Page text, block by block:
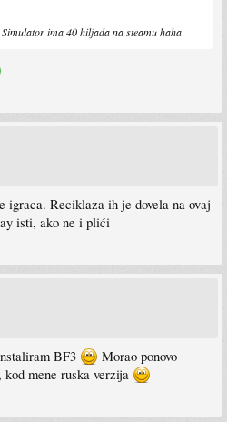
ima 40 hiljada na steamu haha
igraca. Reciklaza ih je dovela na ovaj
isti, ako ne i plići
BF3
Morao ponovo
mene ruska verzija